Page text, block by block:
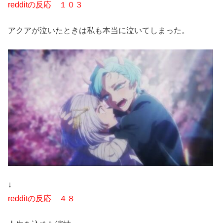
redditの反応 １０３
アクアが泣いたときは私も本当に泣いてしまった。
↓
redditの反応 ４８